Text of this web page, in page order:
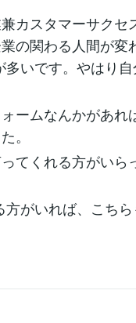
カスタマーサクセ
の関わる人間が変
いです。やはり
ームなんかがあれ
。
てくれる方がいら
がいれば、こち